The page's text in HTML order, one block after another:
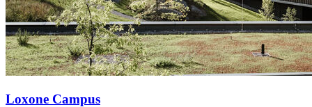
Loxone Campus